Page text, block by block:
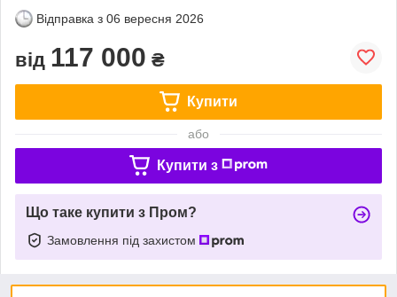
Відправка з 06 вересня 2026
від 117 000 ₴
Купити
або
Купити з
Що таке купити з Пром?
Замовлення під захистом